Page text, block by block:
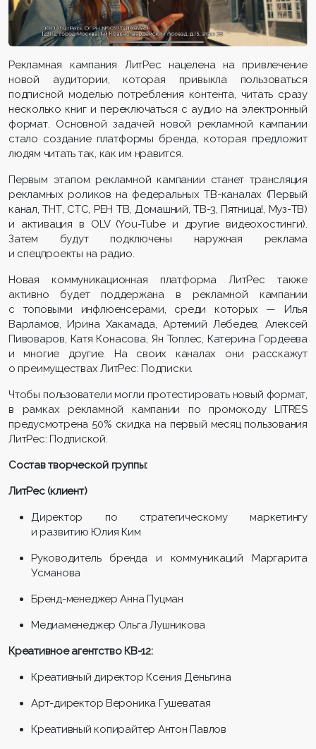
Рекламная кампания ЛитРес нацелена на привлечение
новой аудитории, которая привыкла пользоваться
подписной моделью потребления контента, читать сразу
несколько книг и переключаться с аудио на электронный
формат. Основной задачей новой рекламной кампании
стало создание платформы бренда, которая предложит
людям читать так, как им нравится.
Первым этапом рекламной кампании станет трансляция
рекламных роликов на федеральных ТВ-каналах (Первый
канал, ТНТ, СТС, РЕН ТВ, Домашний, ТВ-3, Пятница!, Муз-ТВ)
и активация в OLV (You-Tube и другие видеохостинги).
Затем будут подключены наружная реклама
и спецпроекты на радио.
Новая коммуникационная платформа ЛитРес также
активно будет поддержана в рекламной кампании
с топовыми инфлюенсерами, среди которых — Илья
Варламов, Ирина Хакамада, Артемий Лебедев, Алексей
Пивоваров, Катя Конасова, Ян Топлес, Катерина Гордеева
и многие другие. На своих каналах они расскажут
о преимуществах ЛитРес: Подписки.
Чтобы пользователи могли протестировать новый формат,
в рамках рекламной кампании по промокоду LITRES
предусмотрена 50% скидка на первый месяц пользования
ЛитРес: Подпиской.
Состав творческой группы:
ЛитРес (клиент)
Директор по стратегическому маркетингу
и развитию Юлия Ким
Руководитель бренда и коммуникаций Маргарита
Усманова
Бренд-менеджер Анна Пуцман
Медиаменеджер Ольга Лушникова
Креативное агентство КВ-12:
Креативный директор Ксения Деньгина
Арт-директор Вероника Гушеватая
Креативный копирайтер Антон Павлов